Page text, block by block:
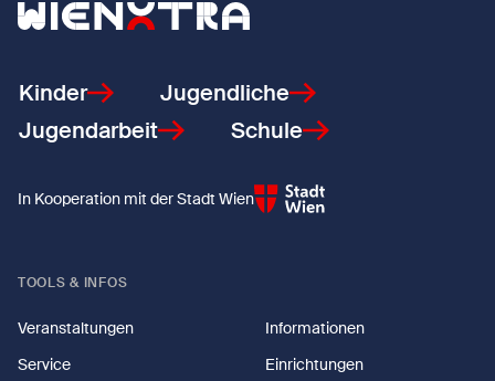
Zurück zur Startseite
Kinder
Jugendliche
Jugendarbeit
Schule
In Kooperation mit der Stadt Wien
TOOLS & INFOS
Veranstaltungen
Informationen
Service
Einrichtungen